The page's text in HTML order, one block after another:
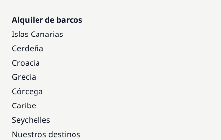
Alquiler de barcos
Islas Canarias
Cerdeña
Croacia
Grecia
Córcega
Caribe
Seychelles
Nuestros destinos